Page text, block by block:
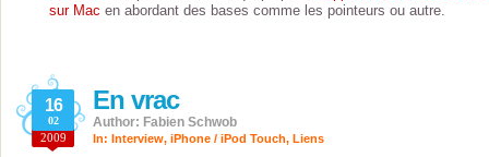
sur Mac en abordant des bases comme les pointeurs ou autre.
En vrac
16
02
2009
Author: Fabien Schwob
In: Interview, iPhone / iPod Touch, Liens